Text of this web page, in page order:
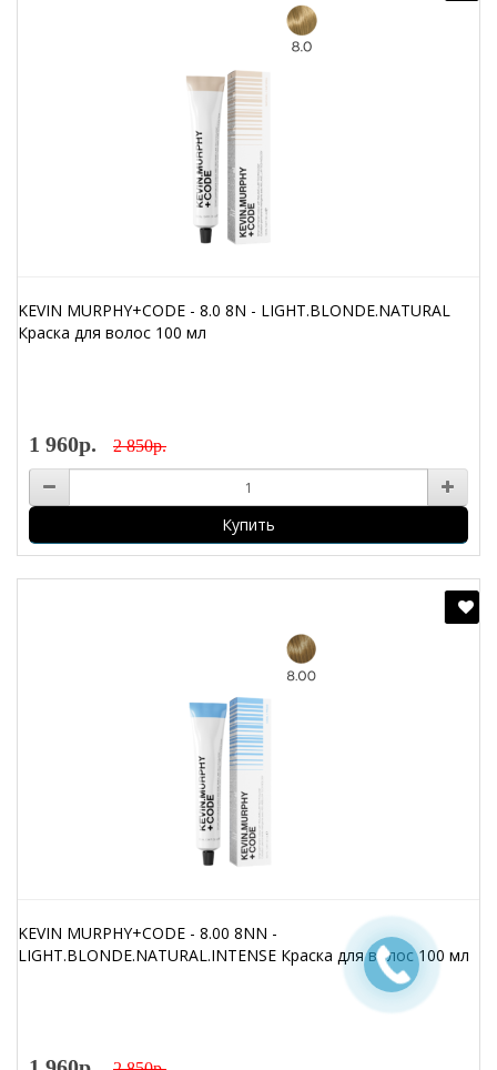
KEVIN MURPHY+CODE - 8.0 8N - LIGHT.BLONDE.NATURAL
Краска для волос 100 мл
1 960р. 2 850р.
Купить
KEVIN MURPHY+CODE - 8.00 8NN -
LIGHT.BLONDE.NATURAL.INTENSE Краска для волос 100 мл